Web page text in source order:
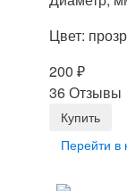
Цвет:
200 ₽
36 Отзывы
Перейти в